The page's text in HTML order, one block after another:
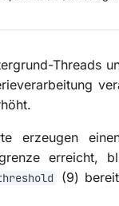
Threads
erzeugen
erreicht,
(9)